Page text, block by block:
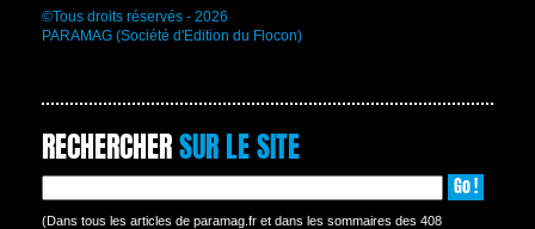
©Tous droits réservés - 2026
PARAMAG (Société d'Edition du Flocon)
RECHERCHERSUR LE SITE
Go !
(Dans tous les articles de paramag.fr et dans les sommaires des 408